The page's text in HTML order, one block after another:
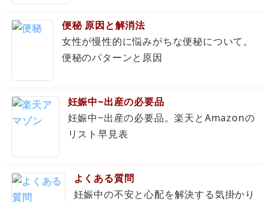
便秘 原因と解消法
女性が慢性的に悩みがちな便秘について。
便秘のパターンと原因
妊娠中~出産の必要品
妊娠中~出産の必要品。楽天とAmazonの
リスト早見表
よくある質問
妊娠中の不安と心配を解決する気掛かり